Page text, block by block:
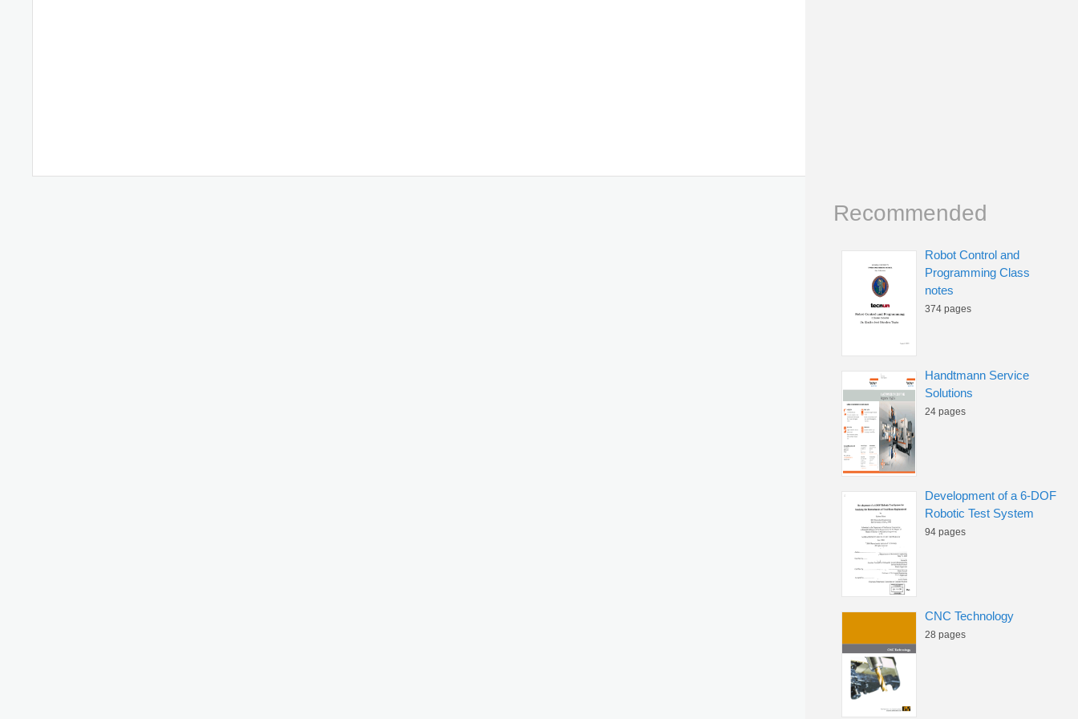
Recommended
Robot Control and
Programming Class
notes
374 pages
Handtmann Service
Solutions
24 pages
Development of a 6-DOF
Robotic Test System
94 pages
CNC Technology
28 pages